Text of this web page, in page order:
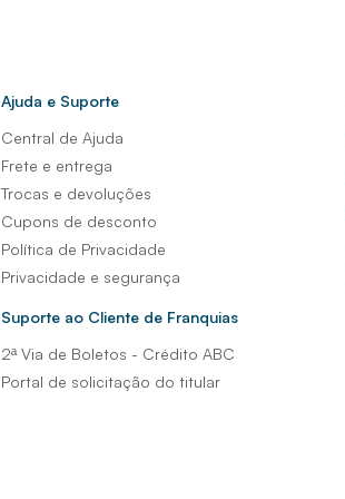
Ajuda e Suporte
Central de Ajuda
Frete e entrega
Trocas e devoluções
Cupons de desconto
Política de Privacidade
Privacidade e segurança
Suporte ao Cliente de Franquias
2ª Via de Boletos - Crédito ABC
Portal de solicitação do titular